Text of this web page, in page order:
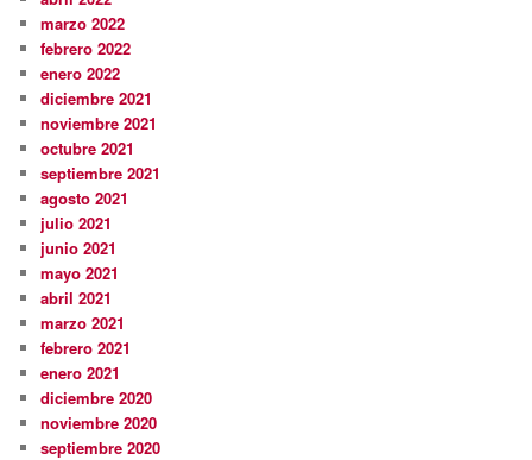
marzo 2022
febrero 2022
enero 2022
diciembre 2021
noviembre 2021
octubre 2021
septiembre 2021
agosto 2021
julio 2021
junio 2021
mayo 2021
abril 2021
marzo 2021
febrero 2021
enero 2021
diciembre 2020
noviembre 2020
septiembre 2020